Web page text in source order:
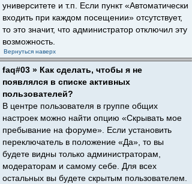
университете и т.п. Если пункт «Автоматически
входить при каждом посещении» отсутствует,
то это значит, что администратор отключил эту
возможность.
Вернуться наверх
faq#03 » Как сделать, чтобы я не
появлялся в списке активных
пользователей?
В центре пользователя в группе общих
настроек можно найти опцию «Скрывать мое
пребывание на форуме». Если установить
переключатель в положение «Да», то вы
будете видны только администраторам,
модераторам и самому себе. Для всех
остальных вы будете скрытым пользователем.